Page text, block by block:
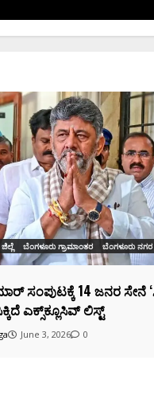
ಜಿಲ್ಲೆ ರಾಜಕೀಯ ರಾಜ್ಯ
ಮಂದಿ ಪ್ರಮಾಣವಚನ
ಫೈನಲ್ ಲಿಸ್ಟ್‌!
June 3, 2026 0